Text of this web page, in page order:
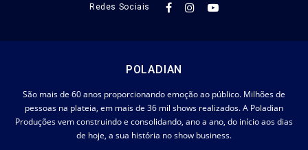
Redes Sociais
POLADIAN
São mais de 60 anos proporcionando emoção ao público. Milhões de
pessoas na plateia, em mais de 36 mil shows realizados. A Poladian
Produções vem construindo e consolidando, ano a ano, do início aos dias
de hoje, a sua história no show business.